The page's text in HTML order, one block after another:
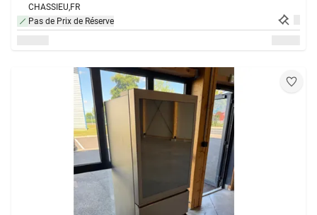
CHASSIEU,FR
Pas de Prix de Réserve